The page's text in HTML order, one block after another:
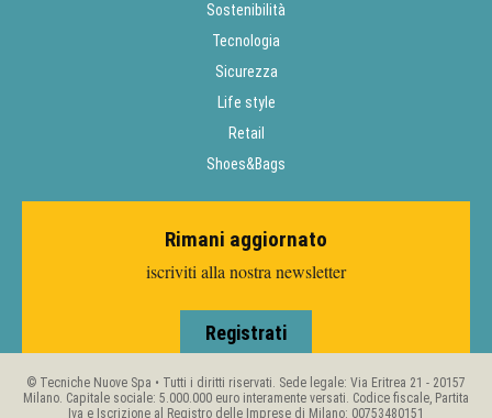
Sostenibilità
Tecnologia
Sicurezza
Life style
Retail
Shoes&Bags
Rimani aggiornato
iscriviti alla nostra newsletter
Registrati
© Tecniche Nuove Spa • Tutti i diritti riservati. Sede legale: Via Eritrea 21 - 20157
Milano. Capitale sociale: 5.000.000 euro interamente versati. Codice fiscale, Partita
Iva e Iscrizione al Registro delle Imprese di Milano: 00753480151